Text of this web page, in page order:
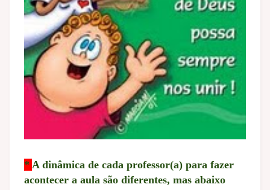
* A dinâmica de cada professor(a) para fazer
acontecer a aula são diferentes, mas abaixo